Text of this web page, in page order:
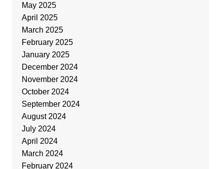
May 2025
April 2025
March 2025
February 2025
January 2025
December 2024
November 2024
October 2024
September 2024
August 2024
July 2024
April 2024
March 2024
February 2024